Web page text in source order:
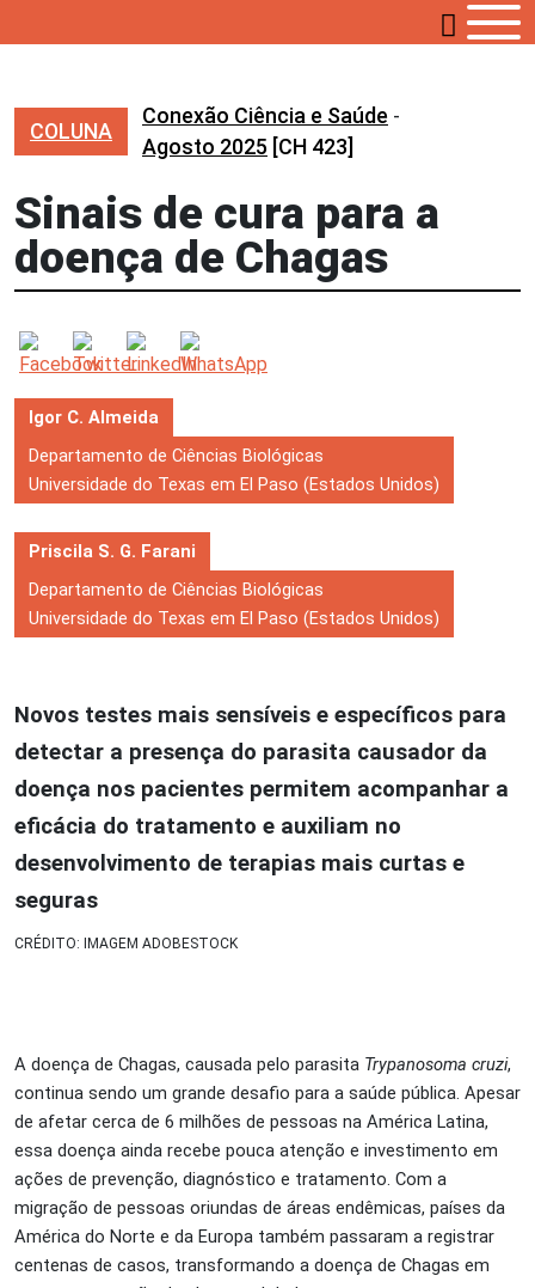
COLUNA
Conexão Ciência e Saúde -
Agosto 2025 [CH 423]
Sinais de cura para a
doença de Chagas
Igor C. Almeida
Departamento de Ciências Biológicas
Universidade do Texas em El Paso (Estados Unidos)
Priscila S. G. Farani
Departamento de Ciências Biológicas
Universidade do Texas em El Paso (Estados Unidos)
Novos testes mais sensíveis e específicos para
detectar a presença do parasita causador da
doença nos pacientes permitem acompanhar a
eficácia do tratamento e auxiliam no
desenvolvimento de terapias mais curtas e
seguras
CRÉDITO: IMAGEM ADOBESTOCK
A doença de Chagas, causada pelo parasita Trypanosoma cruzi,
continua sendo um grande desafio para a saúde pública. Apesar
de afetar cerca de 6 milhões de pessoas na América Latina,
essa doença ainda recebe pouca atenção e investimento em
ações de prevenção, diagnóstico e tratamento. Com a
migração de pessoas oriundas de áreas endêmicas, países da
América do Norte e da Europa também passaram a registrar
centenas de casos, transformando a doença de Chagas em